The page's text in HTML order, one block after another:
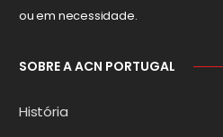
ou em necessidade.
SOBRE A ACN PORTUGAL
História